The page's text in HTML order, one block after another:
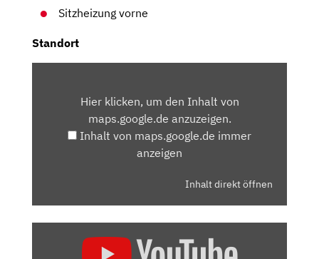
Sitzheizung vorne
Standort
MAPS.GOOGLE.DEHier klicken, um den Inhalt von
maps.google.de anzuzeigen.
Inhalt von maps.google.de immer
anzeigen
Inhalt direkt öffnen